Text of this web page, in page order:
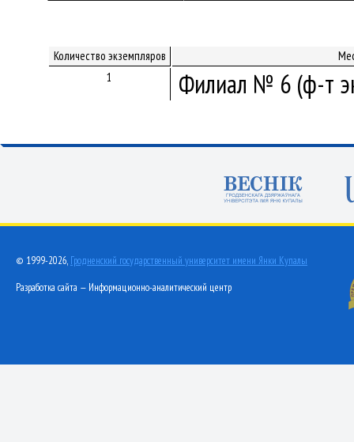
Количество экземпляров
1
Филиал № 6 (ф-т
© 1999-2026, Гродненский государственный университет имени Янки Купалы
Разработка сайта — Информационно-аналитический центр